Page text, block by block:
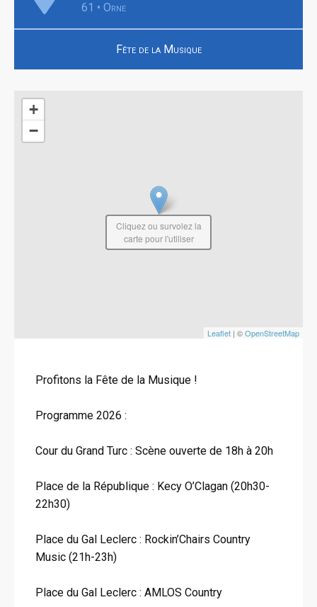
61 • Orne
Fête de la Musique
+
−
Leaflet | ©OpenStreetMap
Cliquez ou survolez la
carte pour l'utiliser
Profitons la Fête de la Musique !
Programme 2026 :
Cour du Grand Turc : Scène ouverte de 18h à 20h
Place de la République : Kecy O’Clagan (20h30-
22h30)
Place du Gal Leclerc : Rockin’Chairs Country
Music (21h-23h)
Place du Gal Leclerc : AMLOS Country